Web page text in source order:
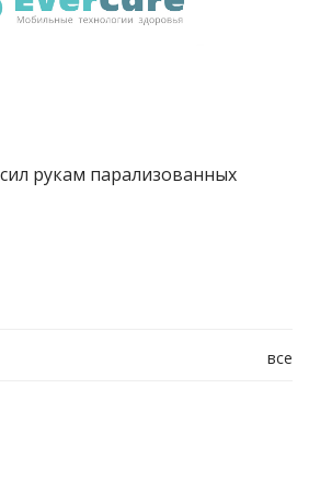
рукам парализованных
все